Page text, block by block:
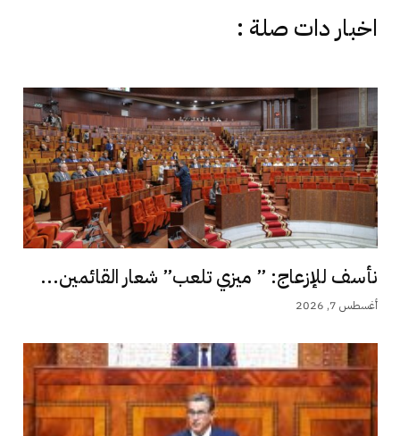
اخبار دات صلة :
نأسف للإزعاج: ” ميزي تلعب” شعار القائمين...
أغسطس 7, 2026